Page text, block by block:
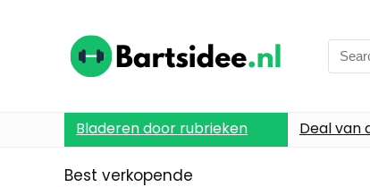
Search
for:
Bladeren door rubrieken Deal van
Best verkopende